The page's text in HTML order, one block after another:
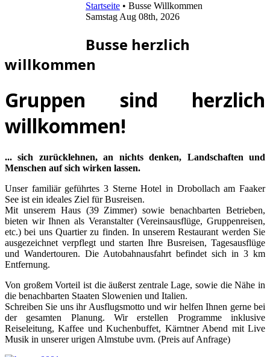
Startseite • Busse Willkommen
Samstag Aug 08th, 2026
Busse herzlich
willkommen
Gruppen sind herzlich
willkommen!
... sich zurücklehnen, an nichts denken, Landschaften und
Menschen auf sich wirken lassen.
Unser familiär geführtes 3 Sterne Hotel in Drobollach am Faaker
See ist ein ideales Ziel für Busreisen.
Mit unserem Haus (39 Zimmer) sowie benachbarten Betrieben,
bieten wir Ihnen als Veranstalter (Vereinsausflüge, Gruppenreisen,
etc.) bei uns Quartier zu finden. In unserem Restaurant werden Sie
ausgezeichnet verpflegt und starten Ihre Busreisen, Tagesausflüge
und Wandertouren. Die Autobahnausfahrt befindet sich in 3 km
Entfernung.
Von großem Vorteil ist die äußerst zentrale Lage, sowie die Nähe in
die benachbarten Staaten Slowenien und Italien.
Schreiben Sie uns ihr Ausflugsmotto und wir helfen Ihnen gerne bei
der gesamten Planung. Wir erstellen Programme inklusive
Reiseleitung, Kaffee und Kuchenbuffet, Kärntner Abend mit Live
Musik in unserer urigen Almstube uvm. (Preis auf Anfrage)